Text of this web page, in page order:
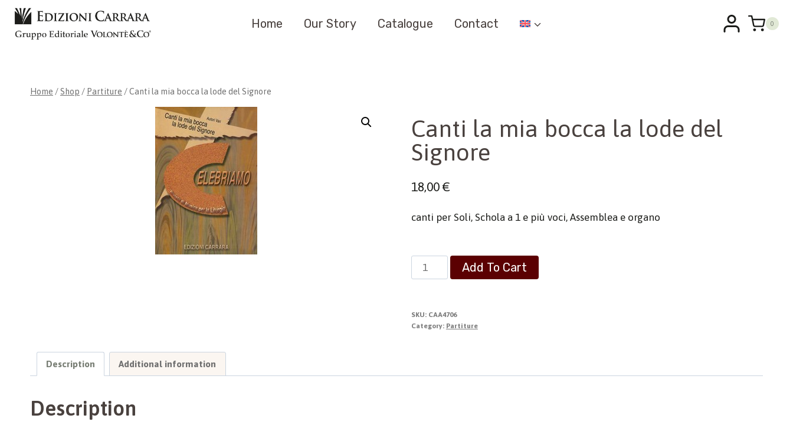
Skip
content
Home Our Story Catalogue Contact 0
Home / Shop / Partiture /Canti la mia bocca la lode del Signore
Canti la mia bocca la lode del
Signore
18,00€
canti per Soli, Schola a 1 e più voci, Assemblea e organo
Canti
la
bocca
la
Signore
Add To Cart
SKU: CAA4706
Category: Partiture
Description Additional information
Description